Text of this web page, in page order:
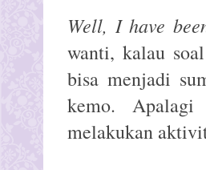
Well, I have
wanti, kalau
bisa menjadi
kemo.
melakukan